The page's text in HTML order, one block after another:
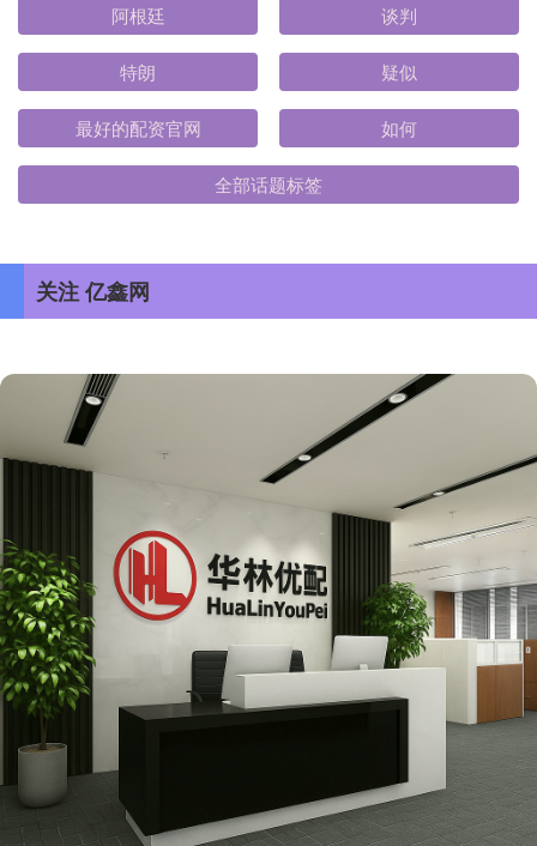
阿根廷 谈判
特朗 疑似
最好的配资官网 如何
全部话题标签
关注 亿鑫网